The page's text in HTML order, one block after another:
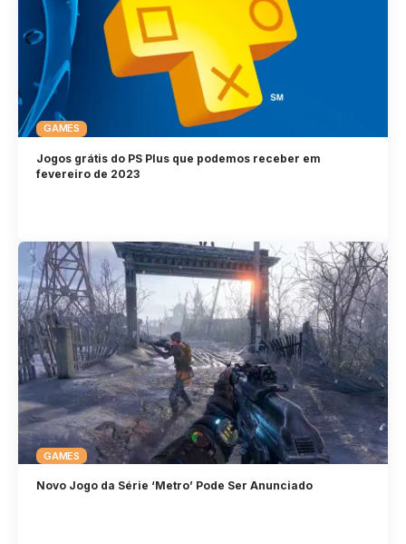
GAMES
Jogos grátis do PS Plus que podemos receber em
fevereiro de 2023
GAMES
Novo Jogo da Série ‘Metro’ Pode Ser Anunciado